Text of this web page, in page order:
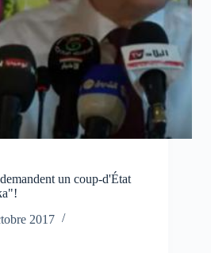
un coup-d'État
2017